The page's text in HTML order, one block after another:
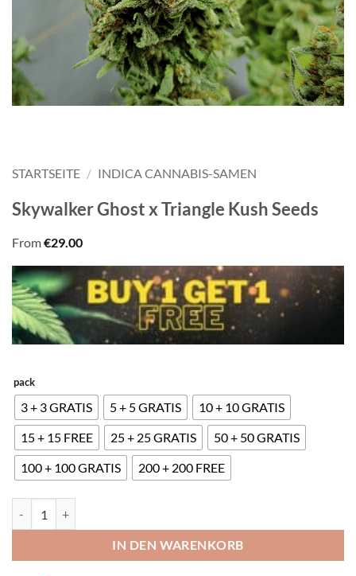
STARTSEITE / INDICA CANNABIS-SAMEN
Skywalker Ghost x Triangle Kush Seeds
From€29.00
pack
3 + 3 GRATIS 5 + 5 GRATIS
10 + 10 GRATIS
15 + 15 FREE
25 + 25 GRATIS
50 + 50 GRATIS
100 + 100 GRATIS
200 + 200 FREE
IN DEN WARENKORB